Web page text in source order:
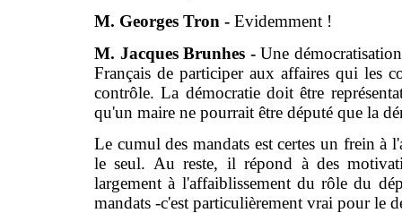
M. Georges Tron - Evidemment !
M. Jacques Brunhes -Une
Français de participer aux affaires qui les
contrôle. La démocratie doit être
qu'un maire ne pourrait être député que la
Le cumul des mandats est certes un frein à
le seul. Au reste, il répond à des
largement à l'affaiblissement du rôle du
mandats -c'est particulièrement vrai pour le